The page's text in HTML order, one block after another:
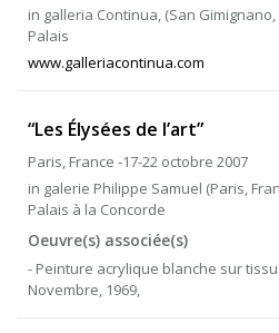
in galleria Continua, (San
Palais
www.galleriacontinua.com
“Les Élysées de l’art”
Paris, France -17-22 octobre 2007
in galerie Philippe Samuel (Paris,
Palais à la Concorde
Oeuvre(s) associée(s)
- Peinture acrylique blanche sur
Novembre, 1969,